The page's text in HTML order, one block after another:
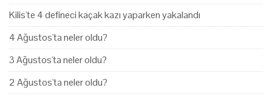
Kilis'te 4 defineci kaçak kazı yaparken yakalandı
4 Ağustos'ta neler oldu?
3 Ağustos'ta neler oldu?
2 Ağustos'ta neler oldu?